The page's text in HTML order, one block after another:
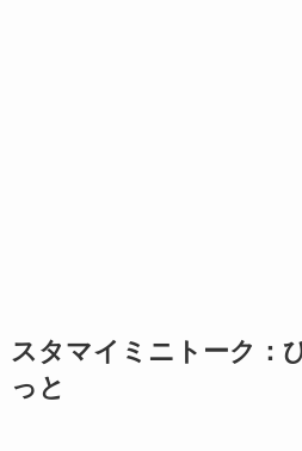
スタマイミニトーク：
っと